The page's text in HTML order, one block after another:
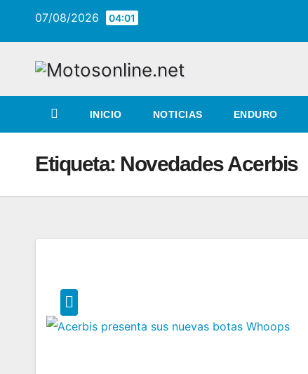
07/08/2026 04:01
INICIO NOTICIAS ENDURO
Etiqueta: Novedades Acerbis